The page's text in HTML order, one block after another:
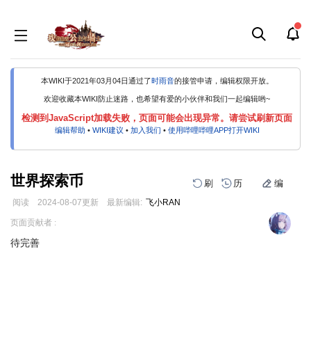
本WIKI于2021年03月04日通过了时雨音的接管申请，编辑权限开放。
欢迎收藏本WIKI防止迷路，也希望有爱的小伙伴和我们一起编辑哟~
检测到JavaScript加载失败，页面可能会出现异常。请尝试刷新页面
编辑帮助 • WIKI建议 • 加入我们 • 使用哔哩哔哩APP打开WIKI
世界探索币 刷 历 编
阅读 2024-08-07更新 最新编辑: 飞小RAN
跳
导
跳
搜
页面贡献者 :
待完善